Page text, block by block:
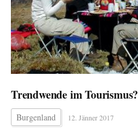
Trendwende im Tourismus?
Burgenland 12. Jänner 2017